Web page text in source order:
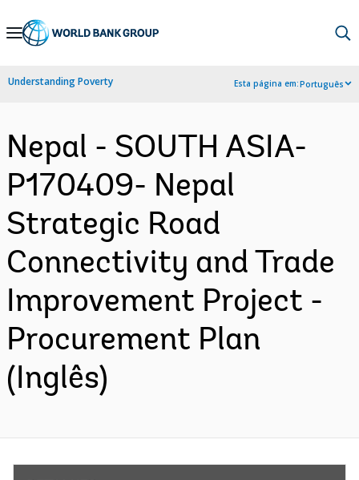
Skip
Navigation
Understanding Poverty Esta página em:Português
Nepal - SOUTH ASIA-
P170409- Nepal
Strategic Road
Connectivity and Trade
Improvement Project -
Procurement Plan
(Inglês)